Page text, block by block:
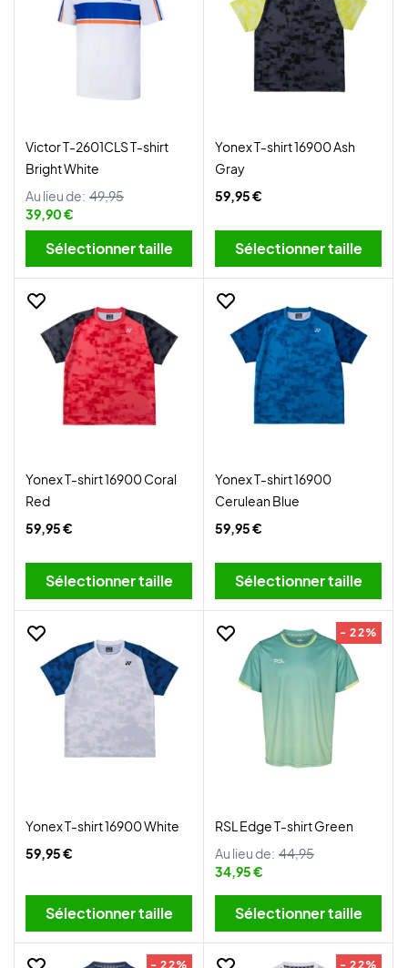
Victor T-2601CLS T-shirt
Bright White
Au lieu de: 49,95
39,90 €
Sélectionner taille
Yonex T-shirt 16900 Ash
Gray
59,95 €
Sélectionner taille
Yonex T-shirt 16900 Coral
Red
59,95 €
Sélectionner taille
Yonex T-shirt 16900
Cerulean Blue
59,95 €
Sélectionner taille
Yonex T-shirt 16900 White
59,95 €
Sélectionner taille
- 22%
RSL Edge T-shirt Green
Au lieu de: 44,95
34,95 €
Sélectionner taille
- 22% - 22%